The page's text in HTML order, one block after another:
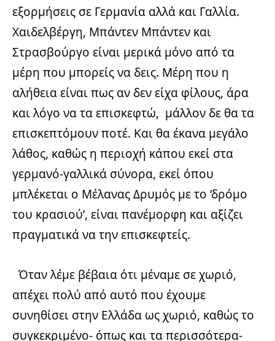
εξορμήσεις σε Γερμανία αλλά και Γαλλία.
Χαιδελβέργη, Μπάντεν Μπάντεν και
Στρασβούργο είναι μερικά μόνο από τα
μέρη που μπορείς να δεις. Μέρη που η
αλήθεια είναι πως αν δεν είχα φίλους, άρα
και λόγο να τα επισκεφτώ, μάλλον δε θα τα
επισκεπτόμουν ποτέ. Και θα έκανα μεγάλο
λάθος, καθώς η περιοχή κάπου εκεί στα
γερμανό-γαλλικά σύνορα, εκεί όπου
μπλέκεται ο Μέλανας Δρυμός με το ‘δρόμο
του κρασιού’, είναι πανέμορφη και αξίζει
πραγματικά να την επισκεφτείς.
Όταν λέμε βέβαια ότι μέναμε σε χωριό,
απέχει πολύ από αυτό που έχουμε
συνηθίσει στην Ελλάδα ως χωριό, καθώς το
συγκεκριμένο- όπως και τα περισσότερα-